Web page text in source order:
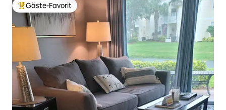
Beliebter Gäste-Favorit.
Gäste-Favorit